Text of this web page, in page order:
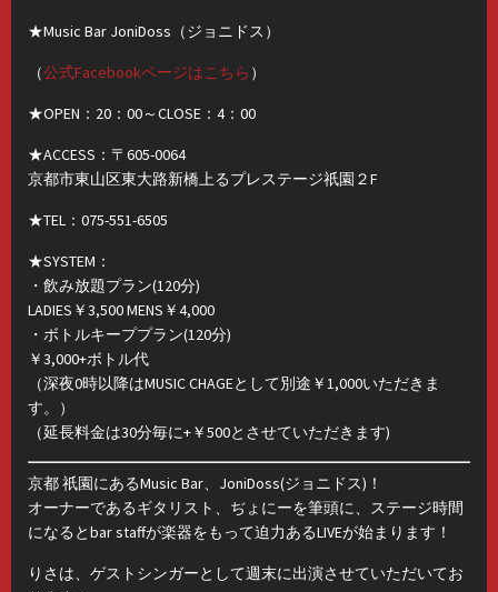
★Music Bar JoniDoss（ジョニドス）
（公式Facebookページはこちら ）
★OPEN：20：00～CLOSE：4：00
★ACCESS：〒605-0064
京都市東山区東大路新橋上るプレステージ祇園２F
★TEL：075-551-6505
★SYSTEM：
・飲み放題プラン(120分)
LADIES￥3,500 MENS￥4,000
・ボトルキーププラン(120分)
￥3,000+ボトル代
（深夜0時以降はMUSIC CHAGEとして別途￥1,000いただきま
す。）
（延長料金は30分毎に+￥500とさせていただきます)
京都 祇園にあるMusic Bar、JoniDoss(ジョニドス)！
オーナーであるギタリスト、ぢょにーを筆頭に、ステージ時間
になるとbar staffが楽器をもって迫力あるLIVEが始まります！
りさは、ゲストシンガーとして週末に出演させていただいてお